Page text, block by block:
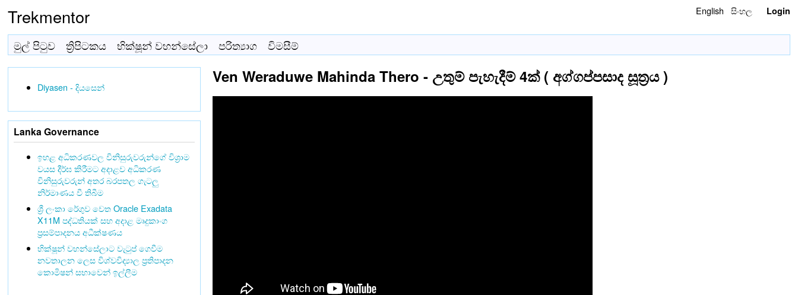
Trekmentor English සිංහල Login
මුල් පිටුව ත්‍රිපිටකය භික්ෂූන් වහන්සේලා පරිත්‍යාග විමසීම්
Ven Weraduwe Mahinda Thero - උතුම් පැහැදීම් 4ක් ( අග්‌ගප්‌පසාද සූත්‍රය )
Diyasen - දියසෙන්
Lanka Governance
ඉහළ අධිකරණවල විනිසුරුවරුන්ගේ විශ්‍රාම
වයස දීර්ඝ කිරීමට අදාළව අධිකරණ
විනිසුරුවරුන් අතර බරපතල ගැටලු
නිර්මාණය වී තිබීම
ශ්‍රී ලංකා රේගුව වෙත Oracle Exadata
X11M පද්ධතියක් සහ අදාළ මෘදුකාංග
ප්‍රසම්පාදනය අධීක්ෂණය
භික්ෂූන් වහන්සේලාට වැටුප් ගෙවීම
නවතාලන ලෙස විශ්වවිද්‍යාල ප්‍රතිපාදන
කොමිෂන් සභාවෙන් ඉල්ලීම